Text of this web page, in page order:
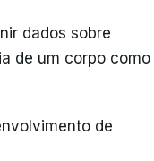
dados sobre
de um corpo como
de